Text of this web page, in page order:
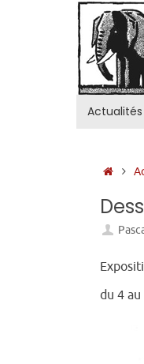
Actualités
du 4